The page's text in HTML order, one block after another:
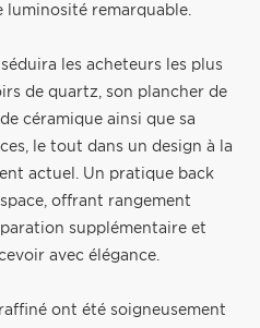
luminosité remarquable.
les acheteurs les plus
de quartz, son plancher de
céramique ainsi que sa
le tout dans un design à la
actuel. Un pratique back
offrant rangement
supplémentaire et
avec élégance.
ont été soigneusement